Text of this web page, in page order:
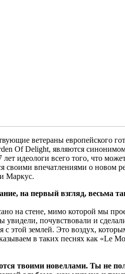
ветераны европейского
Of Delight, являются
идеологи всего того, что
своими впечатлениями о новом
Маркус.
на первый взгляд, весьма
на стене, мимо которой мы
увидели, почувствовали и
с этой землей. Это воздух,
в таких песнях как «Le
твоими новеллами. Ты не